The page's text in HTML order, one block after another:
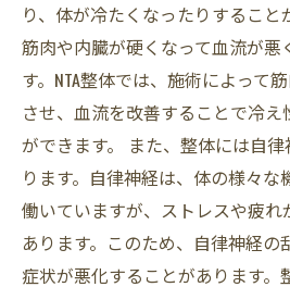
り、体が冷たくなったりすること
筋肉や内臓が硬くなって血流が悪
す。NTA整体では、施術によって
させ、血流を改善することで冷え
ができます。 また、整体には自
ります。自律神経は、体の様々
働いていますが、ストレスや疲
あります。このため、自律神経の
症状が悪化することがあります。